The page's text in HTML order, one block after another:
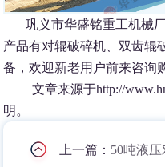
巩义市华盛铭重工机械厂
产品有对辊破碎机、双齿辊
备，欢迎新老用户前来咨询
文章来源于http://
明。
上一篇： 50吨液